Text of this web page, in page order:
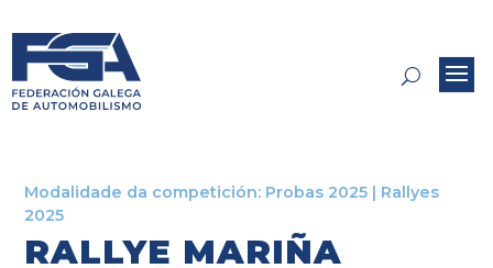
Modalidade da competición: Probas 2025 | Rallyes
2025
RALLYE MARIÑA